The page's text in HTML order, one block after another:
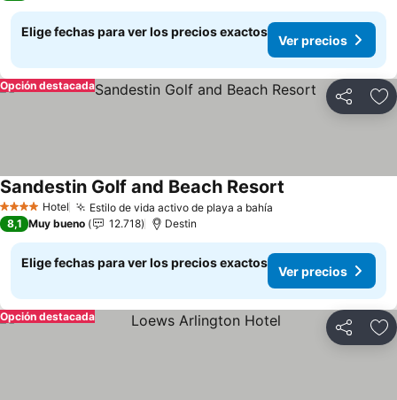
Elige fechas para ver los precios exactos
Ver precios
Compartir
Opción destacada
4 EstrellasHotel Estilo de vida activo de playa a bahía
Sandestin Golf and Beach Resort
8,1 Muy bueno 12.718 Destin
Elige fechas para ver los precios exactos
Ver precios
Compartir
Opción destacada